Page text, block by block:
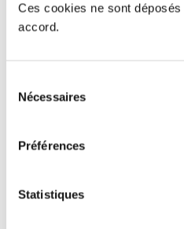
Ces cookies ne sont
accord.
Nécessaires
Préférences
Statistiques